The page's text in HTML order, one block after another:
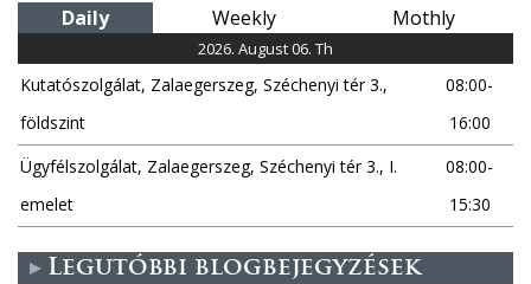
Daily Weekly Mothly
2026. August 06. Th
Kutatószolgálat, Zalaegerszeg, Széchenyi tér 3.,
földszint
08:00-
16:00
Ügyfélszolgálat, Zalaegerszeg, Széchenyi tér 3., I.
emelet
08:00-
15:30
Legutóbbi blogbejegyzések